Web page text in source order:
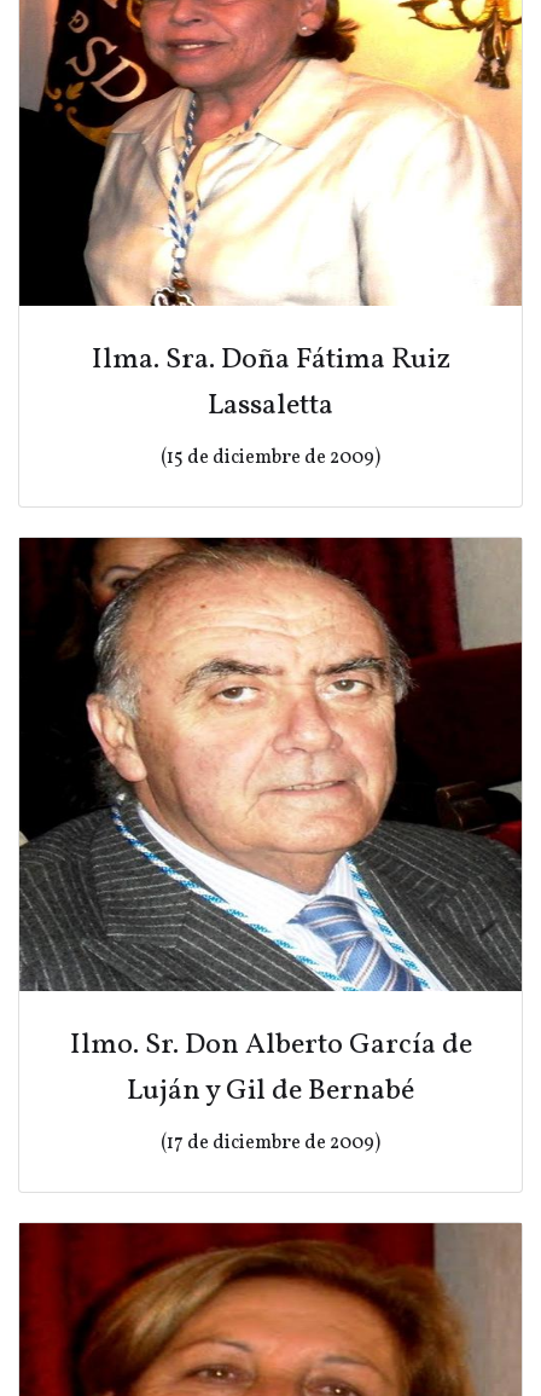
Ilma. Sra. Doña Fátima Ruiz
Lassaletta
(15 de diciembre de 2009)
Ilmo. Sr. Don Alberto García de
Luján y Gil de Bernabé
(17 de diciembre de 2009)